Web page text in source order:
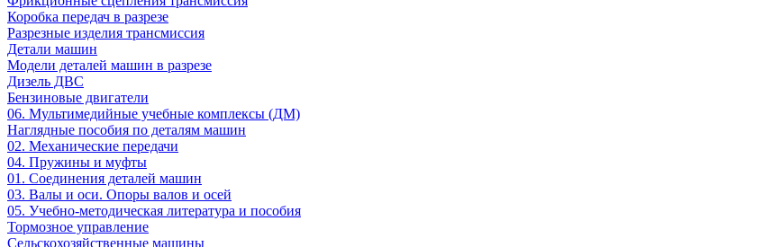
Коробка передач в разрезе
Разрезные изделия трансмиссия
Детали машин
Модели деталей машин в разрезе
Дизель ДВС
Бензиновые двигатели
06. Мультимедийные учебные комплексы (ДМ)
Наглядные пособия по деталям машин
02. Механические передачи
04. Пружины и муфты
01. Соединения деталей машин
03. Валы и оси. Опоры валов и осей
05. Учебно-методическая литература и пособия
Тормозное управление
Сельскохозяйственные машины